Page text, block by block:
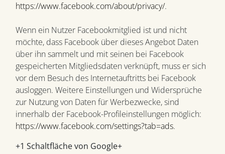
https://www.facebook.com/about/privacy/.
Wenn ein Nutzer Facebookmitglied ist und nicht
möchte, dass Facebook über dieses Angebot Daten
über ihn sammelt und mit seinen bei Facebook
gespeicherten Mitgliedsdaten verknüpft, muss er sich
vor dem Besuch des Internetauftritts bei Facebook
ausloggen. Weitere Einstellungen und Widersprüche
zur Nutzung von Daten für Werbezwecke, sind
innerhalb der Facebook-Profileinstellungen möglich:
https://www.facebook.com/settings?tab=ads.
+1 Schaltfläche von Google+